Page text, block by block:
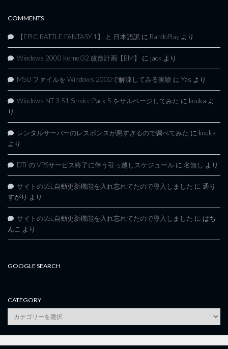
COMMENTS
【EPIC BATTLE FANTASY 1】 と 日本語訳 に RandoPlay より
Windows 2000 Kernel32 改造計画【BM】 に jack より
MSU ファイルを Windows 2000で解凍してみる実験 に Yas より
Windows NT 3.51 Service Pack 5 をサルベージしてみた に kouka よ
り
レンタルサーバーのレスポンスが悪すぎるので調べてみた に kouka
より
DTI の VPSサービス終了に伴う引っ越しスケジュール に 名無し より
サイトのSSL自動更新機能を入れ忘れてたので導入しました に 通り
すがり より
サイトのSSL自動更新機能を入れ忘れてたので導入しました に ぱち
んこ より
GOOGLE SEARCH
CATEGORY
category